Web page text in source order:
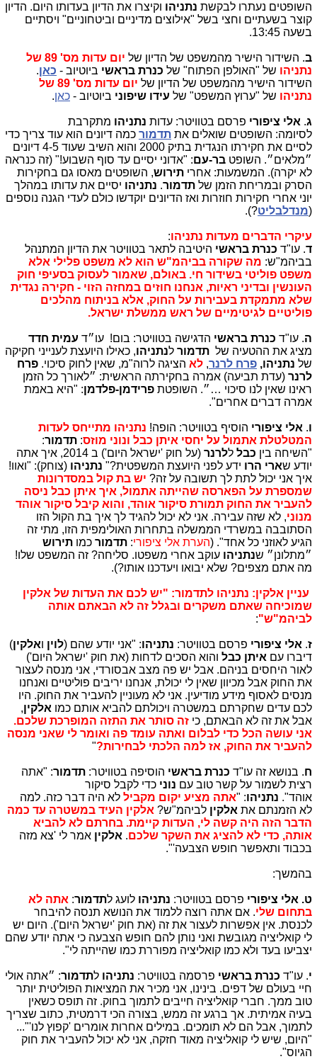
השופטים נעתרו לבקשת נתניהו וקיצרו את הדיון בעדותו היום. הדיון
קוצר בשעתיים וחצי בשל "אילוצים מדיניים וביטחוניים" ויסתיים
בשעה 13:45.
ב. השידור הישיר מהמשפט של הדיון של
יום עדות מס' 89 של
נתניהו של "האולפן הפתוח" של כנרת בראשי ביוטיוב - כאן.
השידור הישיר מהמשפט של הדיון של
יום עדות מס' 89 של
נתניהו של "ערוץ המשפט" של עידו שיפוני ביוטיוב - כאן.
ג. אלי ציפורי פרסם בטוויטר: עדות נתניהו מתקרבת
לסיומה: השופטים שואלים את תדמור כמה דיונים הוא עוד צריך כדי
לסיים את חקירתו הנגדית בתיק 2000 והוא השיב שעוד 4-5 דיונים
״מלאים״. השופט בר-עם: "אדוני יסיים עד סוף השבוע!" (זה כנראה
לא יקרה). המשמעות: אחרי תירוש, השופטים מאסו גם בחקירות
הסרק ובמריחת הזמן של תדמור. נתניהו יסיים את עדותו במהלך
יוני אחרי חקירות חוזרות ואז הדיונים יוקדשו כולם לעדי הגנה נוספים
(מנדלבליט?).
עיקרי הדברים מעדות נתניהו:
ד. עו"ד כנרת בראשי היטיבה לתאר בטוויטר את הדיון המתנהל
בביהמ"ש: מה שקורה בביהמ"ש הוא לא משפט פלילי אלא
משפט פוליטי בשידור חי. באולם, שאמור לעסוק בסעיפי חוק
העונשין ובדיני ראיות, אנחנו חוזים במחזה הזוי - חקירה נגדית
שלא מתמקדת בעבירות על החוק, אלא בניתוח מהלכים
פוליטיים לגיטימיים של ראש ממשלת ישראל.
ה. עו"ד כנרת בראשי הדגישה בטוויטר: בום! עו״ד עמית חדד
מציג את ההטעיה של תדמור לנתניהו, כאילו היועצת לענייני חקיקה
של נתניהו, פרח לרנר, לא הציגה לרוה"מ, שאין לחוק סיכוי. פרח
לרנר (עדת תביעה) אמרה בחקירתה הראשית: ״לאורך כל הזמן
ראינו שאין לנו סיכוי …״. השופטת פרידמן-פלדמן: "היא באמת
אמרה דברים אחרים".
ו. אלי ציפורי הוסיף בטוויטר: הופה! נתניהו מתייחס לעדות
המטלטלת אתמול על יחסי איתן כבל ונוני מוזס: תדמור:
"השיחה בין כבל ללרנר
(על חוק 'ישראל היום') ב 2014, איך אתה
יודע שארי הרו ידע לפני היועצת המשפטית?" נתניהו (צוחק): "ואוו!
איך אני יכול לתת לך תשובה על זה? יש בת קול במסדרונות
שמספרת על הפארסה שהייתה אתמול, איך איתן כבל ניסה
להעביר את החוק תמורת סיקור אוהד, והוא קיבל סיקור אוהד
מנוני, לא שזה עבירה. אני לא יכול להגיד לך איך בת הקול הזו
הסתובבה במשרדי הממשלה בתחרות האולימפית הזו, מתי זה
הגיע לאוזני כל אחד". (הערת אלי ציפורי: תדמור כמו תירוש
״מתלונן״ שנתניהו עוקב אחרי משפטו. סליחה? זה המשפט שלו!
מה אתם מצפים? שלא יבואו ויעדכנו אותו?).
עניין אלקין: נתניהו לתדמור: "יש לכם את העדות של אלקין
שמוכיחה שאתם משקרים ובגלל זה לא הבאתם אותה
לביהמ"ש":
ז. אלי ציפורי פרסם בטוויטר: נתניהו: "אני יודע שהם (לוין ואלקין)
דיברו עם איתן כבל והוא הסכים לדחות (את חוק 'ישראל היום')
לאור היחסים בניהם. אבל יש פה מצב אבסורדי, אני מנסה לעצור
את החוק אבל מכיוון שאין לי יכולת, אנחנו יריבים פוליטיים ואנחנו
מנסים לאסוף מידע מודיעין. אני לא מעוניין להעביר את החוק. היו
לכם עדים שחקרתם במשטרה ויכולתם להביא אותם כמו אלקין,
אבל את זה לא הבאתם, כי זה סותר את התזה המופרכת שלכם.
אני עושה הכל כדי לבלום ואתה עומד פה ואומר לי שאני מנסה
להעביר את החוק, אז למה הלכתי לבחירות?"
ח. בנושא זה עו"ד כנרת בראשי הוסיפה בטוויטר: תדמור: "אתה
רצית לשמור על קשר טוב עם נוני כדי לקבל סיקור
אוהד". נתניהו: "אתה מציע יקום מקביל לא היה דבר כזה. למה
לא הזמנתם את אלקין לביהמ"ש? אלקין העיד במשטרה עד כמה
הדבר הזה היה קשה לי, העדות קיימת. בחרתם לא להביא
אותה, כדי לא להציג את השקר שלכם. אלקין אמר לי 'צא מזה
בכבוד ותאפשר חופש הצבעה'".
בהמשך:
ט. אלי ציפורי פרסם בטוויטר: נתניהו לועג לתדמור: אתה לא
בתחום שלי. אם אתה רוצה ללמוד את הנושא תנסה להיבחר
לכנסת. אין אפשרות לעצור את זה (את חוק 'ישראל היום'). היום יש
לי קואליציה מגובשת ואני נותן להם חופש הצבעה כי אתה יודע שהם
יצביעו בעד ולא כמו קואליציה מפוררת כמו שהייתה לי".
י. עו"ד כנרת בראשי פרסמה בטוויטר: נתניהו לתדמור: ״אתה אולי
חיי בעולם של דפים. בינינו, אני מכיר את המציאות הפוליטית יותר
טוב ממך. חברי קואליציה חייבים לתמוך בחוק. זה תופס כשאין
בעיה אמיתית. אך ברגע זה ממש, בצורה הכי דרמטית, כתוב שצריך
לתמוך, אבל הם לא תומכים. במילים אחרות אומרים 'קפוץ לנו'"...
"היום, שיש לי קואליציה מאוד חזקה, אני לא יכול להעביר את חוק
הגיוס".